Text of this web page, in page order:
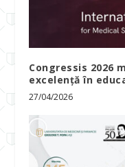
Congressis 2026
excelență în
27/04/2026